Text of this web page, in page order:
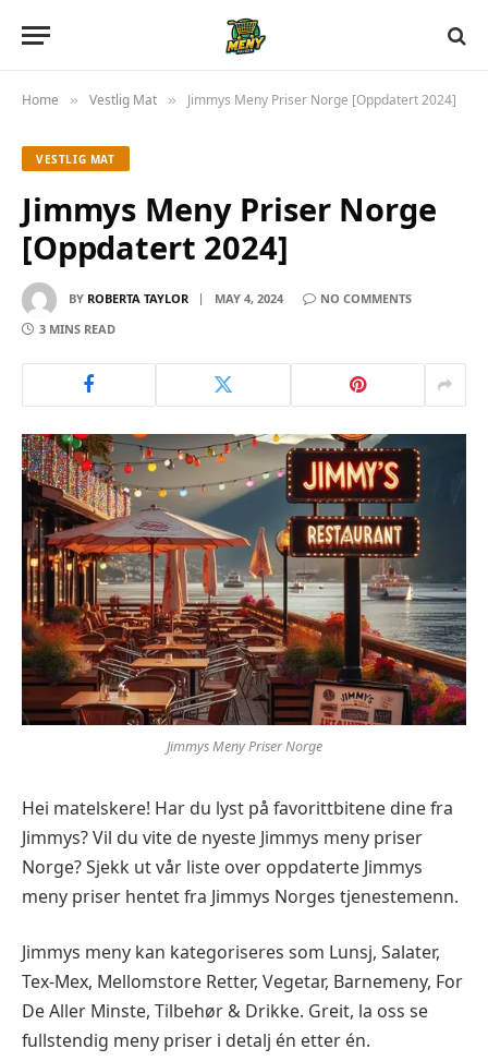
Home » Vestlig Mat » Jimmys Meny Priser Norge [Oppdatert 2024]
VESTLIG MAT
Jimmys Meny Priser Norge
[Oppdatert 2024]
BY ROBERTA TAYLOR MAY 4, 2024
NO COMMENTS
3 MINS READ
Jimmys Meny Priser Norge
Hei matelskere! Har du lyst på favorittbitene dine fra
Jimmys? Vil du vite de nyeste Jimmys meny priser
Norge? Sjekk ut vår liste over oppdaterte Jimmys
meny priser hentet fra Jimmys Norges tjenestemenn.
Jimmys meny kan kategoriseres som Lunsj, Salater,
Tex-Mex, Mellomstore Retter, Vegetar, Barnemeny, For
De Aller Minste, Tilbehør & Drikke. Greit, la oss se
fullstendig meny priser i detalj én etter én.